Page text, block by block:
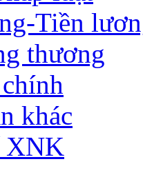
Tiền
thương
khác
XNK